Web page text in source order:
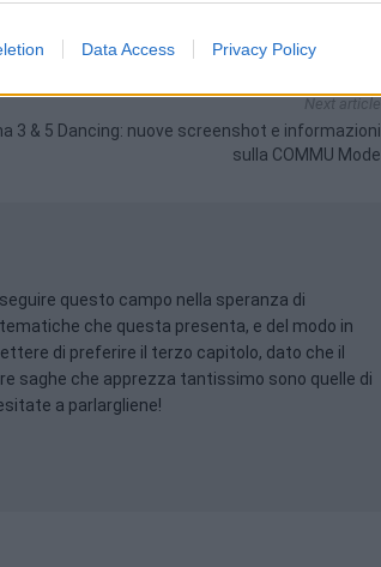
Data Access Privacy Policy
NIGHT
PLAYSTATION 4
Next article
3 & 5 Dancing: nuove screenshot e informazioni
sulla COMMU Mode
questo campo nella speranza di
che questa presenta, e del modo in
di preferire il terzo capitolo, dato che il
saghe che apprezza tantissimo sono quelle di
a parlargliene!